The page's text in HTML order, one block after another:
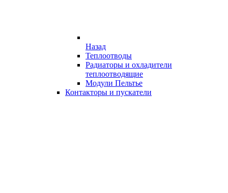
Назад
Теплоотводы
Радиаторы и охладители
теплоотводящие
Модули Пельтье
Контакторы и пускатели